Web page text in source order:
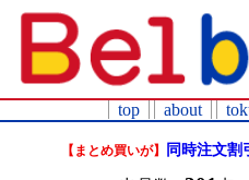
top about
【まとめ買いが】 同時注文割